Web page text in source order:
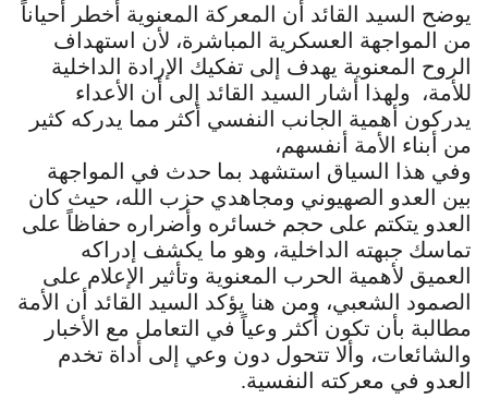
يوضح السيد القائد أن المعركة المعنوية أخطر أحياناً
من المواجهة العسكرية المباشرة، لأن استهداف
الروح المعنوية يهدف إلى تفكيك الإرادة الداخلية
للأمة، ولهذا أشار السيد القائد إلى أن الأعداء
يدركون أهمية الجانب النفسي أكثر مما يدركه كثير
من أبناء الأمة أنفسهم،
وفي هذا السياق استشهد بما حدث في المواجهة
بين العدو الصهيوني ومجاهدي حزب الله، حيث كان
العدو يتكتم على حجم خسائره وأضراره حفاظاً على
تماسك جبهته الداخلية، وهو ما يكشف إدراكه
العميق لأهمية الحرب المعنوية وتأثير الإعلام على
الصمود الشعبي، ومن هنا يؤكد السيد القائد أن الأمة
مطالبة بأن تكون أكثر وعياً في التعامل مع الأخبار
والشائعات، وألا تتحول دون وعي إلى أداة تخدم
العدو في معركته النفسية.